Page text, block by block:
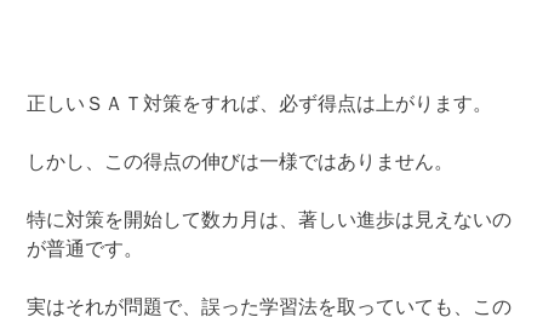
正しいＳＡＴ対策をすれば、必ず得点は上がります。
しかし、この得点の伸びは一様ではありません。
特に対策を開始して数カ月は、著しい進歩は見えないの
が普通です。
実はそれが問題で、誤った学習法を取っていても、この